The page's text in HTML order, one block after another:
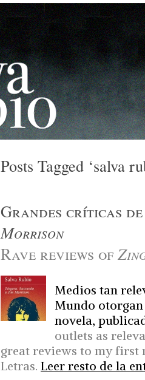
Posts Tagged ‘salva
Grandes críticas
Morrison
Rave reviews of
Medios tan
Mundo
novela,
outlets as
great reviews to my first
Letras. Leer resto de la